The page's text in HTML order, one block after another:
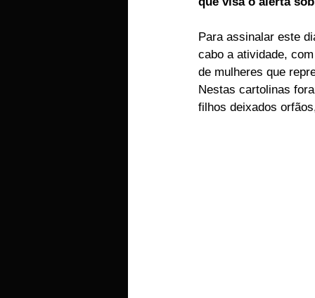
Para assinalar este
cabo a atividade,
de mulheres que
Nestas cartolinas
filhos deixados